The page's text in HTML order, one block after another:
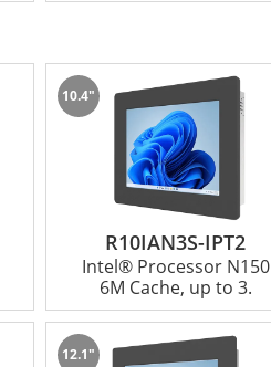
R10IAN3S-IPT2
10.4"
Intel® Processor N150
6M Cache, up to 3.
12.1"